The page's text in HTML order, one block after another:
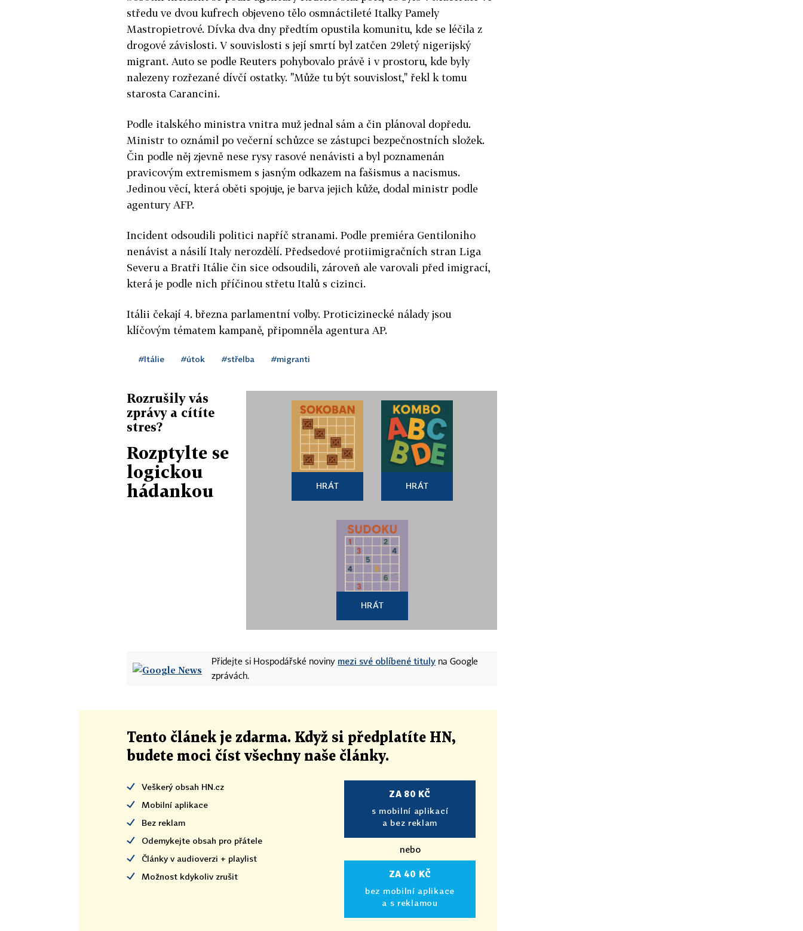
středu ve dvou kufrech objeveno tělo osmnáctileté Italky Pamely
Mastropietrové. Dívka dva dny předtím opustila komunitu, kde se léčila z
drogové závislosti. V souvislosti s její smrtí byl zatčen 29letý nigerijský
migrant. Auto se podle Reuters pohybovalo právě i v prostoru, kde byly
nalezeny rozřezané dívčí ostatky. "Může tu být souvislost," řekl k tomu
starosta Carancini.
Podle italského ministra vnitra muž jednal sám a čin plánoval dopředu.
Ministr to oznámil po večerní schůzce se zástupci bezpečnostních složek.
Čin podle něj zjevně nese rysy rasové nenávisti a byl poznamenán
pravicovým extremismem s jasným odkazem na fašismus a nacismus.
Jedinou věcí, která oběti spojuje, je barva jejich kůže, dodal ministr podle
agentury AFP.
Incident odsoudili politici napříč stranami. Podle premiéra Gentiloniho
nenávist a násilí Italy nerozdělí. Předsedové protiimigračních stran Liga
Severu a Bratři Itálie čin sice odsoudili, zároveň ale varovali před imigrací,
která je podle nich příčinou střetu Italů s cizinci.
Itálii čekají 4. března parlamentní volby. Proticizinecké nálady jsou
klíčovým tématem kampaně, připomněla agentura AP.
#Itálie #útok #střelba #migranti
Rozrušily vás
zprávy a cítíte
stres?
Rozptylte se
logickou
hádankou
HRÁT HRÁT
HRÁT
Přidejte si Hospodářské noviny mezi své oblíbené tituly na Google
zprávách.
Tento článek je zdarma. Když si předplatíte HN,
budete moci číst všechny naše články.
Veškerý obsah HN.cz
Mobilní aplikace
Bez reklam
Odemykejte obsah pro přátele
Články v audioverzi + playlist
Možnost kdykoliv zrušit
ZA 80 KČ
s mobilní aplikací
a bez reklam
nebo
ZA 40 KČ
bez mobilní aplikace
a s reklamou